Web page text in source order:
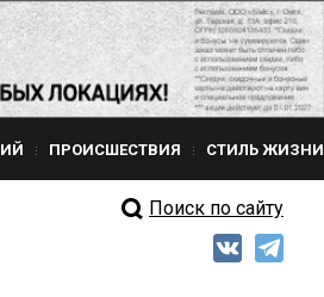
ПРОИСШЕСТВИЯ СТИЛЬ ЖИЗНИ
Поиск по сайту